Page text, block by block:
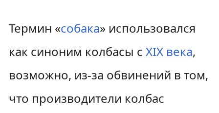
Термин «собака» использовался
как синоним колбасы с XIX века,
возможно, из-за обвинений в том,
что производители колбас